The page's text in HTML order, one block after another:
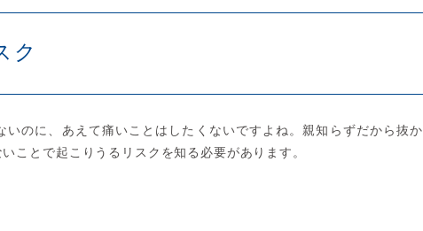
ク
のに、あえて痛いことはしたくないですよね。親知らずだから抜か
ことで起こりうるリスクを知る必要があります。